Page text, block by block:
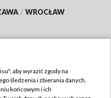
/ WROCŁAW
aby wyrazić zgody na
śledzenia i zbierania danych,
końcowym i ich